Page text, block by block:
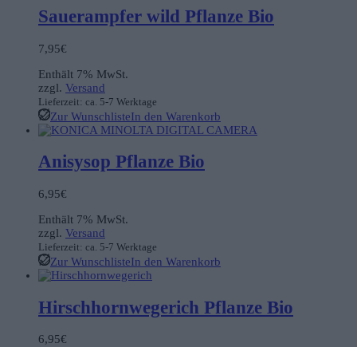
Sauerampfer wild Pflanze Bio
7,95€
Enthält 7% MwSt.
zzgl. Versand
Lieferzeit: ca. 5-7 Werktage
Zur WunschlisteIn den Warenkorb
Anisysop Pflanze Bio
6,95€
Enthält 7% MwSt.
zzgl. Versand
Lieferzeit: ca. 5-7 Werktage
Zur WunschlisteIn den Warenkorb
Hirschhornwegerich Pflanze Bio
6,95€